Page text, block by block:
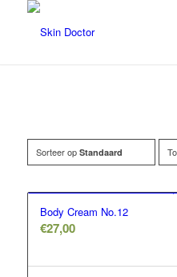
Prijs
Sorteer op Standaard
Body Cream No.12
€27,00